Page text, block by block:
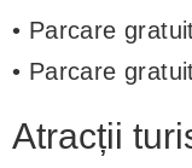
• Parcare
• Parcare
Atracții